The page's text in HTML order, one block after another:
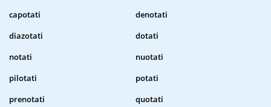
capotati
denotati
diazotati
dotati
notati
nuotati
pilotati
potati
prenotati
quotati